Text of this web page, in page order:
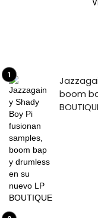
boom